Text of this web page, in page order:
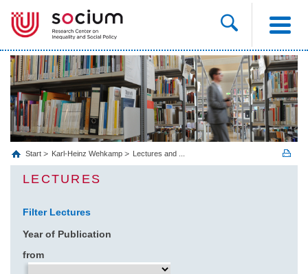
Start Karl-Heinz Wehkamp Lectures and ...
LECTURES
Filter Lectures
Year of Publication
from